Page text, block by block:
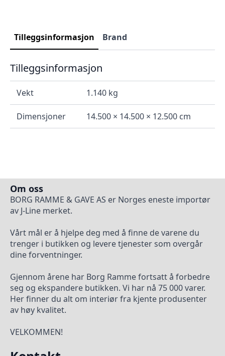
Tilleggsinformasjon Brand
Tilleggsinformasjon
Vekt 1.140 kg
Dimensjoner 14.500 × 14.500 × 12.500 cm
Om oss
BORG RAMME & GAVE AS er Norges eneste importør
av J-Line merket.
Vårt mål er å hjelpe deg med å finne de varene du
trenger i butikken og levere tjenester som overgår
dine forventninger.
Gjennom årene har Borg Ramme fortsatt å forbedre
seg og ekspandere butikken. Vi har nå 75 000 varer.
Her finner du alt om interiør fra kjente produsenter
av høy kvalitet.
VELKOMMEN!